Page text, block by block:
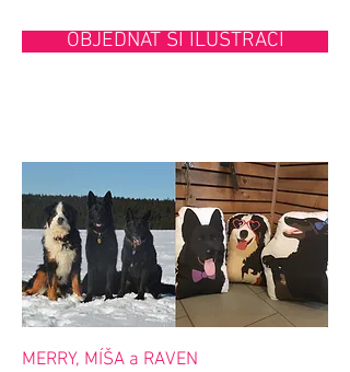
OBJEDNAT SI ILUSTRACI
MERRY, MÍŠA a RAVEN